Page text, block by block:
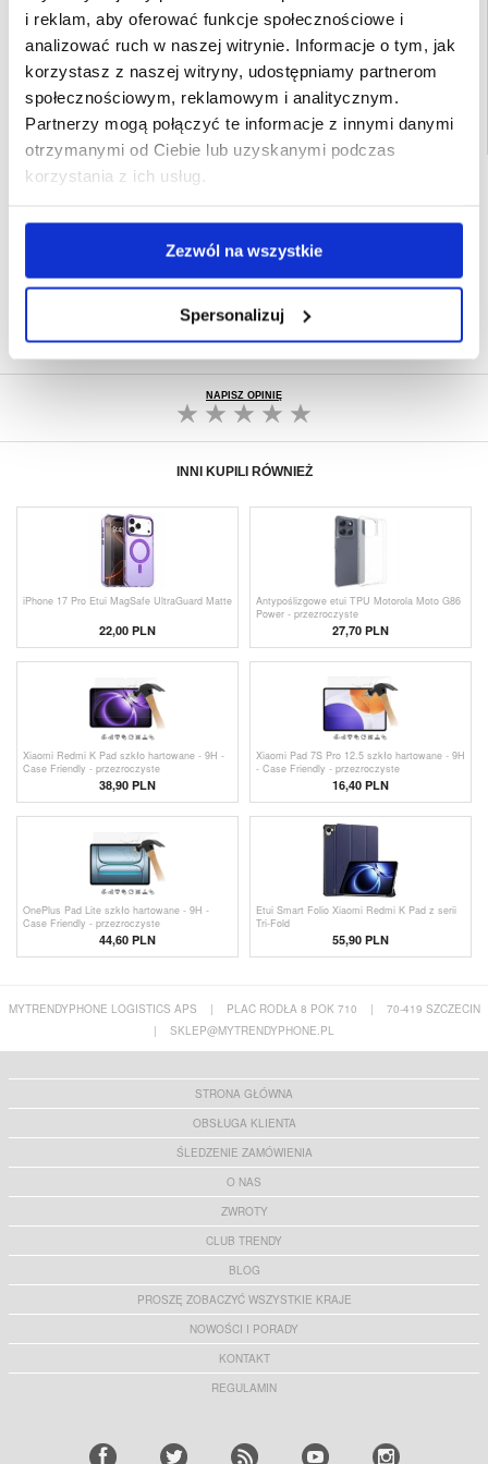
i reklam, aby oferować funkcje społecznościowe i
analizować ruch w naszej witrynie. Informacje o tym, jak
korzystasz z naszej witryny, udostępniamy partnerom
społecznościowym, reklamowym i analitycznym.
Partnerzy mogą połączyć te informacje z innymi danymi
otrzymanymi od Ciebie lub uzyskanymi podczas
korzystania z ich usług.
Zezwól na wszystkie
Spersonalizuj
EAN: 5714122557605
Powiązane kategorie: Akcesoria do telefonów,Etui & Akcesoria iPhone,iPhone
SZYBKA DOSTAWA
7% ZNIŻKI
OBSŁUGA TELEFONICZNA
PONAD 8 000 000 ZADOWOLONYCH
KLIENTÓW
NAPISZ OPINIĘ
INNI KUPILI RÓWNIEŻ
iPhone 17 Pro Etui MagSafe UltraGuard Matte
22,00 PLN
Antypoślizgowe etui TPU Motorola Moto G86
Power - przezroczyste
27,70 PLN
Xiaomi Redmi K Pad szkło hartowane - 9H -
Case Friendly - przezroczyste
38,90 PLN
Xiaomi Pad 7S Pro 12.5 szkło hartowane - 9H
- Case Friendly - przezroczyste
16,40 PLN
OnePlus Pad Lite szkło hartowane - 9H -
Case Friendly - przezroczyste
44,60 PLN
Etui Smart Folio Xiaomi Redmi K Pad z serii
Tri-Fold
55,90 PLN
MYTRENDYPHONE LOGISTICS APS | PLAC RODŁA 8 POK 710 |
70-419 SZCZECIN
|
SKLEP@MYTRENDYPHONE.PL
STRONA GŁÓWNA
OBSŁUGA KLIENTA
ŚLEDZENIE ZAMÓWIENIA
O NAS
ZWROTY
CLUB TRENDY
BLOG
PROSZĘ ZOBACZYĆ WSZYSTKIE KRAJE
NOWOŚCI I PORADY
KONTAKT
REGULAMIN